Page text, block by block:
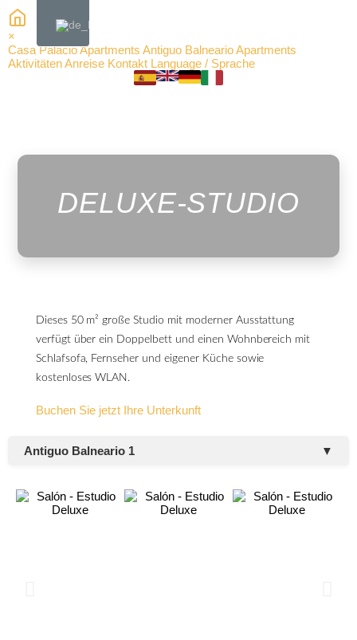
×
Casa Palacio Apartments Antiguo Balneario Apartments
AktivitätenAnreise Kontakt Language / Sprache
DELUXE-STUDIO
Dieses 50 m² große Studio mit moderner Ausstattung
verfügt über ein Doppelbett und einen Wohnbereich mit
Schlafsofa, Fernseher und eigener Küche sowie
kostenloses WLAN.
Buchen Sie jetzt Ihre Unterkunft
Antiguo Balneario 1 ▼